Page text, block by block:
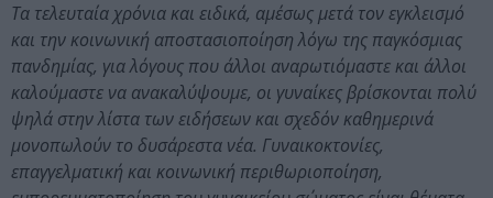
Τα τελευταία χρόνια και ειδικά, αμέσως μετά τον εγκλεισμό
και την κοινωνική αποστασιοποίηση λόγω της παγκόσμιας
πανδημίας, για λόγους που άλλοι αναρωτιόμαστε και άλλοι
καλούμαστε να ανακαλύψουμε, οι γυναίκες βρίσκονται πολύ
ψηλά στην λίστα των ειδήσεων και σχεδόν καθημερινά
μονοπωλούν το δυσάρεστα νέα. Γυναικοκτονίες,
επαγγελματική και κοινωνική περιθωριοποίηση,